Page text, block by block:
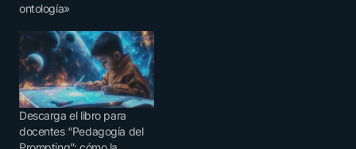
ontología»
Descarga el libro para
docentes “Pedagogía del